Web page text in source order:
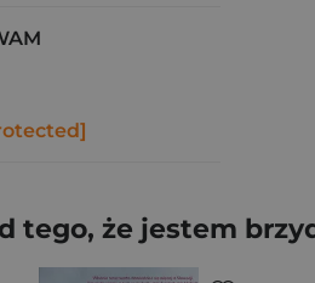
tego, że jestem